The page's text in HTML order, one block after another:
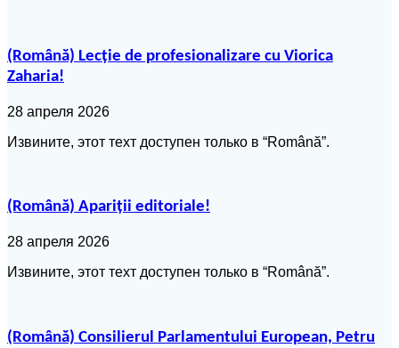
(Română) Lecție de profesionalizare cu Viorica
Zaharia!
28 апреля 2026
Извините, этот техт доступен только в “Română”.
(Română) Apariții editoriale!
28 апреля 2026
Извините, этот техт доступен только в “Română”.
(Română) Consilierul Parlamentului European, Petru